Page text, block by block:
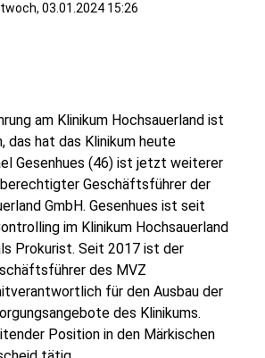
03.01.2024 15:26
am Klinikum Hochsauerland ist
das hat das Klinikum heute
Gesenhues (46) ist jetzt weiterer
Geschäftsführer der
GmbH. Gesenhues ist seit
im Klinikum Hochsauerland
Prokurist. Seit 2017 ist der
des MVZ
für den Ausbau der
des Klinikums.
Position in den Märkischen